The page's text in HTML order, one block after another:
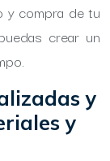
y compra de tu
crear un
y
y